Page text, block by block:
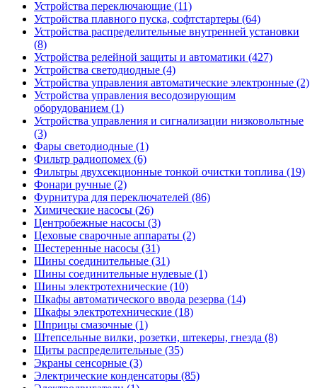
Устройства переключающие (11)
Устройства плавного пуска, софтстартеры (64)
Устройства распределительные внутренней установки
(8)
Устройства релейной защиты и автоматики (427)
Устройства светодиодные (4)
Устройства управления автоматические электронные (2)
Устройства управления весодозирующим
оборудованием (1)
Устройства управления и сигнализации низковольтные
(3)
Фары светодиодные (1)
Фильтр радиопомех (6)
Фильтры двухсекционные тонкой очистки топлива (19)
Фонари ручные (2)
Фурнитура для переключателей (86)
Химические насосы (26)
Центробежные насосы (3)
Цеховые сварочные аппараты (2)
Шестеренные насосы (31)
Шины соединительные (31)
Шины соединительные нулевые (1)
Шины электротехнические (10)
Шкафы автоматического ввода резерва (14)
Шкафы электротехнические (18)
Шприцы смазочные (1)
Штепсельные вилки, розетки, штекеры, гнезда (8)
Щиты распределительные (35)
Экраны сенсорные (3)
Электрические конденсаторы (85)